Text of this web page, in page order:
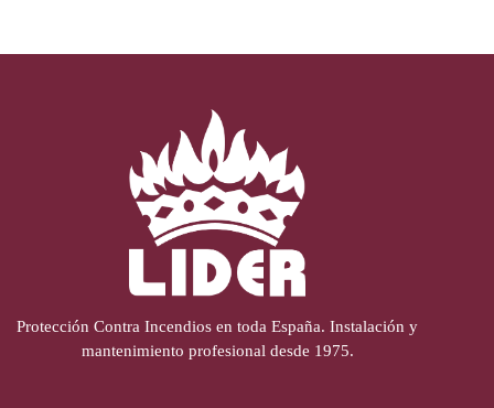
Protección Contra Incendios en toda España. Instalación y
mantenimiento profesional desde 1975.